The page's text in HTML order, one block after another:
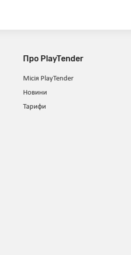
Про PlayTender
Місія PlayTender
Новини
Тарифи